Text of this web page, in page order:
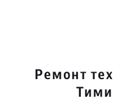
Ремонт